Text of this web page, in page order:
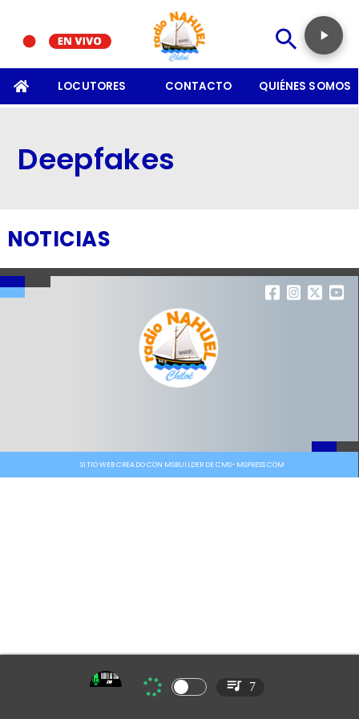
LOCUTORES CONTACTO QUIÉNES SOMOS
Deepfakes
NOTICIAS
SITIO WEB CREADO CON MSBUILDER DE CMS-MSPRESS.COM
7